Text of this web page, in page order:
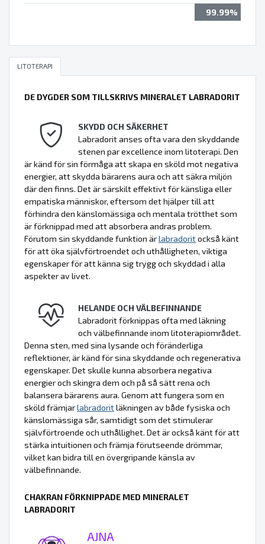
99.99%
LITOTERAPI
DE DYGDER SOM TILLSKRIVS MINERALET LABRADORIT
SKYDD OCH SÄKERHET
Labradorit anses ofta vara den skyddande
stenen par excellence inom litoterapi. Den
är känd för sin förmåga att skapa en sköld mot negativa
energier, att skydda bärarens aura och att säkra miljön
där den finns. Det är särskilt effektivt för känsliga eller
empatiska människor, eftersom det hjälper till att
förhindra den känslomässiga och mentala trötthet som
är förknippad med att absorbera andras problem.
Förutom sin skyddande funktion ärlabradoritockså känt
för att öka självförtroendet och uthålligheten, viktiga
egenskaper för att känna sig trygg och skyddad i alla
aspekter av livet.
HELANDE OCH VÄLBEFINNANDE
Labradorit förknippas ofta med läkning
och välbefinnande inom litoterapiområdet.
Denna sten, med sina lysande och föränderliga
reflektioner, är känd för sina skyddande och regenerativa
egenskaper. Det skulle kunna absorbera negativa
energier och skingra dem och på så sätt rena och
balansera bärarens aura. Genom att fungera som en
sköld främjarlabradoritläkningen av både fysiska och
känslomässiga sår, samtidigt som det stimulerar
självförtroende och uthållighet. Det är också känt för att
stärka intuitionen och främja förutseende drömmar,
vilket kan bidra till en övergripande känsla av
välbefinnande.
CHAKRAN FÖRKNIPPADE MED MINERALET
LABRADORIT
AJNA